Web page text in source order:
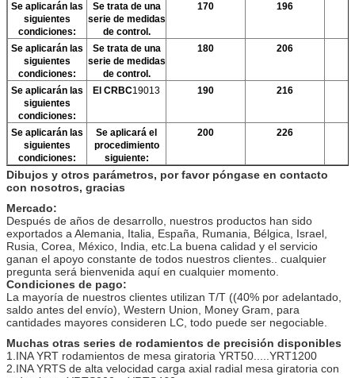
Se aplicarán las
siguientes
condiciones:
Se trata de una
serie de medidas
de control.
170 196
Se aplicarán las
siguientes
condiciones:
Se trata de una
serie de medidas
de control.
180 206
Se aplicarán las
siguientes
condiciones:
El CRBC19013 190 216
Se aplicarán las
siguientes
condiciones:
Se aplicará el
procedimiento
siguiente:
200 226
Dibujos y otros parámetros, por favor póngase en contacto
con nosotros, gracias
Mercado:
Después de años de desarrollo, nuestros productos han sido
exportados a Alemania, Italia, España, Rumania, Bélgica, Israel,
Rusia, Corea, México, India, etc.La buena calidad y el servicio
ganan el apoyo constante de todos nuestros clientes.. cualquier
pregunta será bienvenida aquí en cualquier momento.
Condiciones de pago:
La mayoría de nuestros clientes utilizan T/T ((40% por adelantado,
saldo antes del envío), Western Union, Money Gram, para
cantidades mayores consideren LC, todo puede ser negociable.
Muchas otras series de rodamientos de precisión disponibles
1.INA YRT rodamientos de mesa giratoria YRT50.....YRT1200
2.INA YRTS de alta velocidad carga axial radial mesa giratoria con